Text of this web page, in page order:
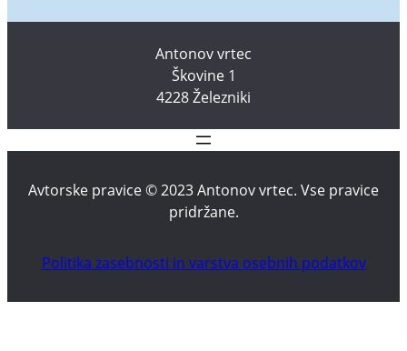
Antonov vrtec
Škovine 1
4228 Železniki
Avtorske pravice © 2023 Antonov vrtec. Vse pravice
pridržane.
Politika zasebnosti in varstva osebnih podatkov